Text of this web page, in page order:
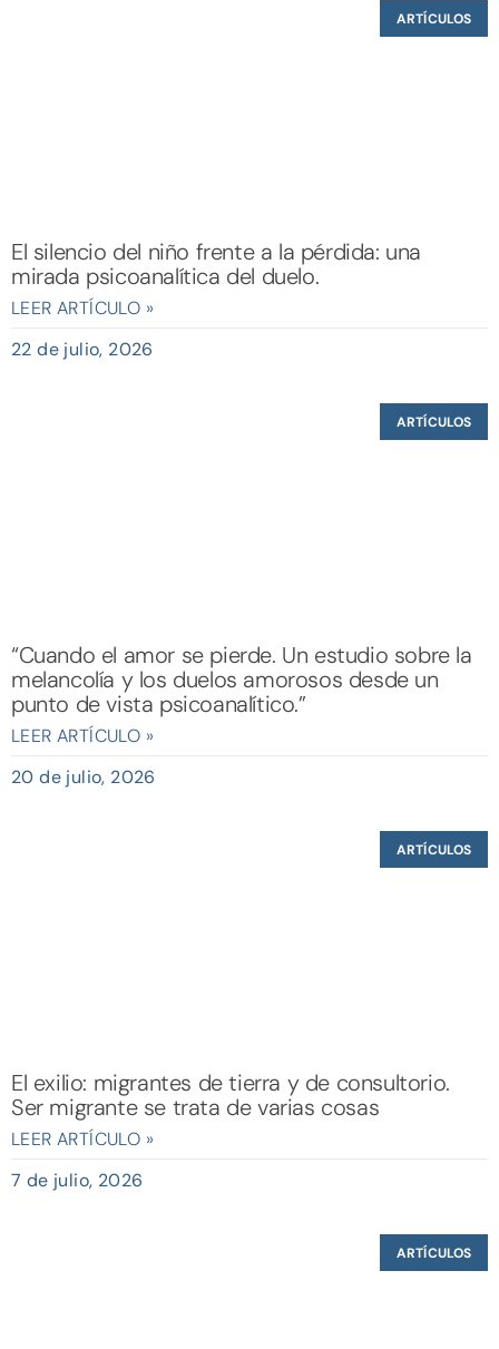
ARTÍCULOS
El silencio del niño frente a la pérdida: una
mirada psicoanalítica del duelo.
LEER ARTÍCULO »
22 de julio, 2026
ARTÍCULOS
“Cuando el amor se pierde. Un estudio sobre la
melancolía y los duelos amorosos desde un
punto de vista psicoanalítico.”
LEER ARTÍCULO »
20 de julio, 2026
ARTÍCULOS
El exilio: migrantes de tierra y de consultorio.
Ser migrante se trata de varias cosas
LEER ARTÍCULO »
7 de julio, 2026
ARTÍCULOS